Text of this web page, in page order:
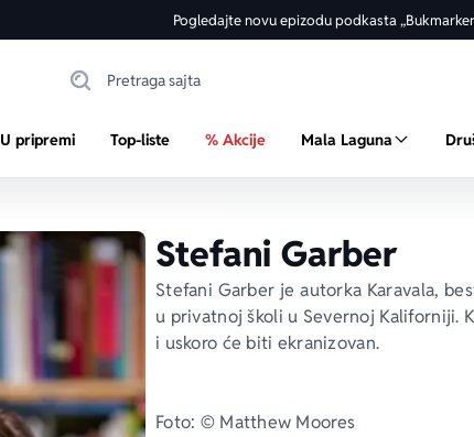
Pogledajte novu epizodu podkasta
U pripremi Top-liste % Akcije Mala Laguna
Stefani Garber
Stefani Garber je autorka Karavala,
u privatnoj školi u Severnoj Kaliforniji.
i uskoro će biti ekranizovan.
Foto: © Matthew Moores